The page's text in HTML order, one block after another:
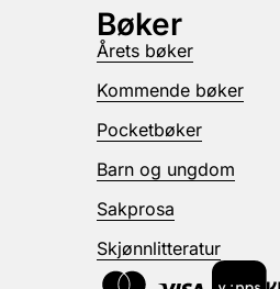
Bøker
Årets bøker
Kommende bøker
Pocketbøker
Barn og ungdom
Sakprosa
Skjønnlitteratur